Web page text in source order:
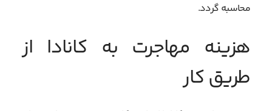
محاسبه گردد.
هزینه مهاجرت به کانادا از
طریق کار